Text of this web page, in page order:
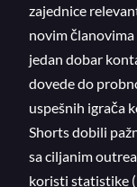
zajednice
novim
jedan dobar
dovede do
uspešnih igrača
Shorts dobili
sa ciljanim
koristi statistike